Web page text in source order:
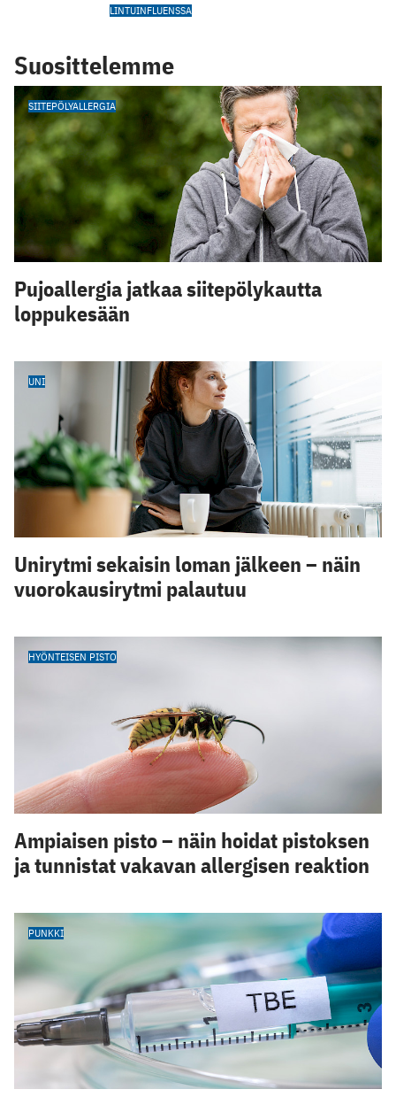
LINTUINFLUENSSA
Suosittelemme
SIITEPÖLYALLERGIA
Pujoallergia jatkaa siitepölykautta
loppukesään
UNI
Unirytmi sekaisin loman jälkeen – näin
vuorokausirytmi palautuu
HYÖNTEISEN PISTO
Ampiaisen pisto – näin hoidat pistoksen
ja tunnistat vakavan allergisen reaktion
PUNKKI